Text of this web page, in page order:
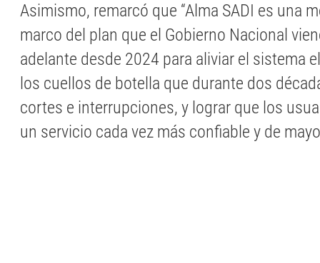
Asimismo, remarcó que “Alma SADI es una
marco del plan que el Gobierno Nacional
adelante desde 2024 para aliviar el sistema
los cuellos de botella que durante dos
cortes e interrupciones, y lograr que los
un servicio cada vez más confiable y de